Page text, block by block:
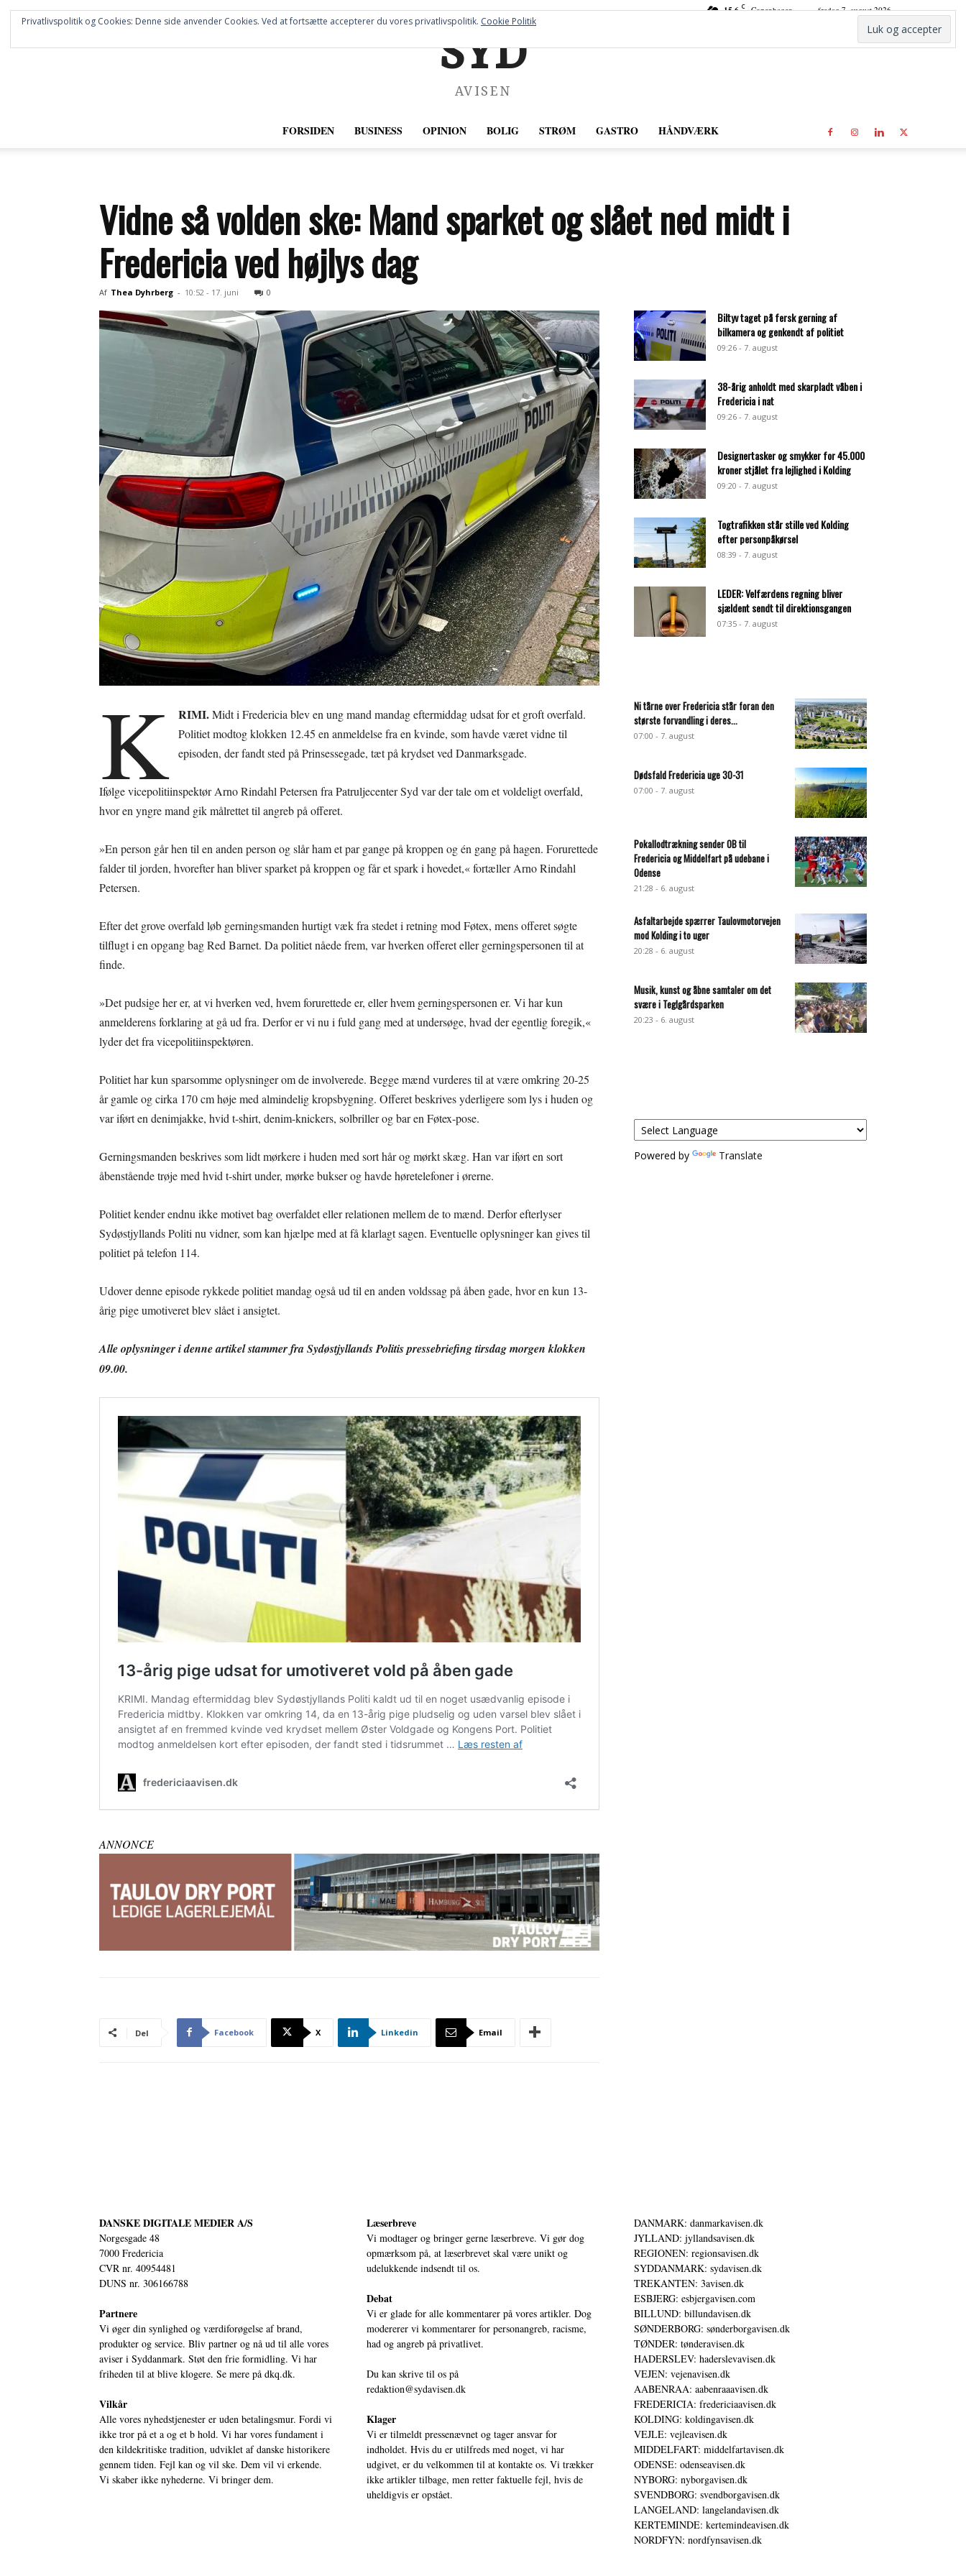
15.6 C Copenhagen fredag 7. august 2026
SYD
AVISEN
FORSIDEN BUSINESS OPINION BOLIG STRØM GASTRO HÅNDVÆRK
Vidne så volden ske: Mand sparket og slået ned midt i
Fredericia ved højlys dag
Af Thea Dyhrberg - 10:52 - 17. juni 0
K RIMI.Midt i Fredericia blev en ung mand mandag eftermiddag udsat for et groft overfald.
Politiet modtog klokken 12.45 en anmeldelse fra en kvinde, som havde været vidne til
episoden, der fandt sted på Prinsessegade, tæt på krydset ved Danmarksgade.
Ifølge vicepolitiinspektør Arno Rindahl Petersen fra Patruljecenter Syd var der tale om et voldeligt overfald,
hvor en yngre mand gik målrettet til angreb på offeret.
»En person går hen til en anden person og slår ham et par gange på kroppen og én gang på hagen. Forurettede
falder til jorden, hvorefter han bliver sparket på kroppen og får et spark i hovedet,« fortæller Arno Rindahl
Petersen.
Efter det grove overfald løb gerningsmanden hurtigt væk fra stedet i retning mod Føtex, mens offeret søgte
tilflugt i en opgang bag Red Barnet. Da politiet nåede frem, var hverken offeret eller gerningspersonen til at
finde.
»Det pudsige her er, at vi hverken ved, hvem forurettede er, eller hvem gerningspersonen er. Vi har kun
anmelderens forklaring at gå ud fra. Derfor er vi nu i fuld gang med at undersøge, hvad der egentlig foregik,«
lyder det fra vicepolitiinspektøren.
Politiet har kun sparsomme oplysninger om de involverede. Begge mænd vurderes til at være omkring 20-25
år gamle og cirka 170 cm høje med almindelig kropsbygning. Offeret beskrives yderligere som lys i huden og
var iført en denimjakke, hvid t-shirt, denim-knickers, solbriller og bar en Føtex-pose.
Gerningsmanden beskrives som lidt mørkere i huden med sort hår og mørkt skæg. Han var iført en sort
åbenstående trøje med hvid t-shirt under, mørke bukser og havde høretelefoner i ørerne.
Politiet kender endnu ikke motivet bag overfaldet eller relationen mellem de to mænd. Derfor efterlyser
Sydøstjyllands Politi nu vidner, som kan hjælpe med at få klarlagt sagen. Eventuelle oplysninger kan gives til
politiet på telefon 114.
Udover denne episode rykkede politiet mandag også ud til en anden voldssag på åben gade, hvor en kun 13-
årig pige umotiveret blev slået i ansigtet.
Alle oplysninger i denne artikel stammer fra Sydøstjyllands Politis pressebriefing tirsdag morgen klokken
09.00.
ANNONCE
Del Facebook X Linkedin Email
Biltyv taget på fersk gerning af
bilkamera og genkendt af politiet
09:26 - 7. august
38-årig anholdt med skarpladt våben i
Fredericia i nat
09:26 - 7. august
Designertasker og smykker for 45.000
kroner stjålet fra lejlighed i Kolding
09:20 - 7. august
Togtrafikken står stille ved Kolding
efter personpåkørsel
08:39 - 7. august
LEDER: Velfærdens regning bliver
sjældent sendt til direktionsgangen
07:35 - 7. august
Ni tårne over Fredericia står foran den
største forvandling i deres...
07:00 - 7. august
Dødsfald Fredericia uge 30-31
07:00 - 7. august
Pokallodtrækning sender OB til
Fredericia og Middelfart på udebane i
Odense
21:28 - 6. august
Asfaltarbejde spærrer Taulovmotorvejen
mod Kolding i to uger
20:28 - 6. august
Musik, kunst og åbne samtaler om det
svære i Teglgårdsparken
20:23 - 6. august
Powered by Translate
DANSKE DIGITALE MEDIER A/S
Norgesgade 48
7000 Fredericia
CVR nr. 40954481
DUNS nr. 306166788
Partnere
Vi øger din synlighed og værdiforøgelse af brand,
produkter og service. Bliv partner og nå ud til alle vores
aviser i Syddanmark. Støt den frie formidling. Vi har
friheden til at blive klogere. Se mere på dkq.dk.
Vilkår
Alle vores nyhedstjenester er uden betalingsmur. Fordi vi
ikke tror på et a og et b hold. Vi har vores fundament i
den kildekritiske tradition, udviklet af danske historikere
gennem tiden. Fejl kan og vil ske. Dem vil vi erkende.
Vi skaber ikke nyhederne. Vi bringer dem.
Læserbreve
Vi modtager og bringer gerne læserbreve. Vi gør dog
opmærksom på, at læserbrevet skal være unikt og
udelukkende indsendt til os.
Debat
Vi er glade for alle kommentarer på vores artikler. Dog
modererer vi kommentarer for personangreb, racisme,
had og angreb på privatlivet.
Du kan skrive til os på
redaktion@sydavisen.dk
Klager
Vi er tilmeldt pressenævnet og tager ansvar for
indholdet. Hvis du er utilfreds med noget, vi har
udgivet, er du velkommen til at kontakte os. Vi trækker
ikke artikler tilbage, men retter faktuelle fejl, hvis de
uheldigvis er opstået.
DANMARK: danmarkavisen.dk
JYLLAND: jyllandsavisen.dk
REGIONEN: regionsavisen.dk
SYDDANMARK: sydavisen.dk
TREKANTEN: 3avisen.dk
ESBJERG: esbjergavisen.com
BILLUND: billundavisen.dk
SØNDERBORG: sønderborgavisen.dk
TØNDER: tønderavisen.dk
HADERSLEV: haderslevavisen.dk
VEJEN: vejenavisen.dk
AABENRAA: aabenraaavisen.dk
FREDERICIA: fredericiaavisen.dk
KOLDING: koldingavisen.dk
VEJLE: vejleavisen.dk
MIDDELFART: middelfartavisen.dk
ODENSE: odenseavisen.dk
NYBORG: nyborgavisen.dk
SVENDBORG: svendborgavisen.dk
LANGELAND: langelandavisen.dk
KERTEMINDE: kertemindeavisen.dk
NORDFYN: nordfynsavisen.dk
Privatlivspolitik og Cookies: Denne side anvender Cookies. Ved at fortsætte accepterer du vores privatlivspolitik. Cookie Politik